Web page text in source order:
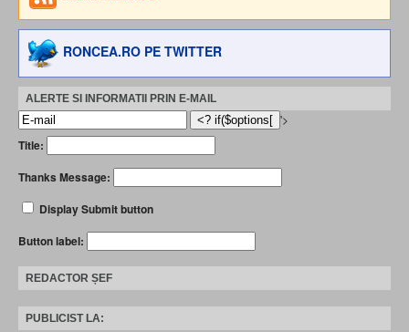
RONCEA.RO PE TWITTER
ALERTE SI INFORMATII PRIN E-MAIL
'>
Title:
Thanks Message:
Display Submit button
Button label:
REDACTOR ȘEF
PUBLICIST LA: